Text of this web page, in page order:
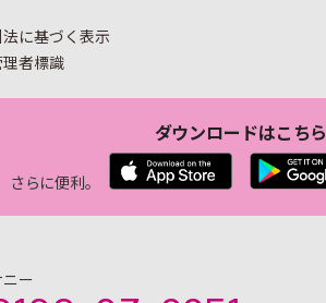
に基づく表示
者標識
らに便利。
ダウンロードはこちら
ニー